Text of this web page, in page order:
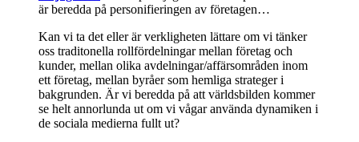
är beredda på personifieringen av företagen…
Kan vi ta det eller är verkligheten lättare om vi tänker
oss traditonella rollfördelningar mellan företag och
kunder, mellan olika avdelningar/affärsområden inom
ett företag, mellan byråer som hemliga strateger i
bakgrunden. Är vi beredda på att världsbilden kommer
se helt annorlunda ut om vi vågar använda dynamiken i
de sociala medierna fullt ut?